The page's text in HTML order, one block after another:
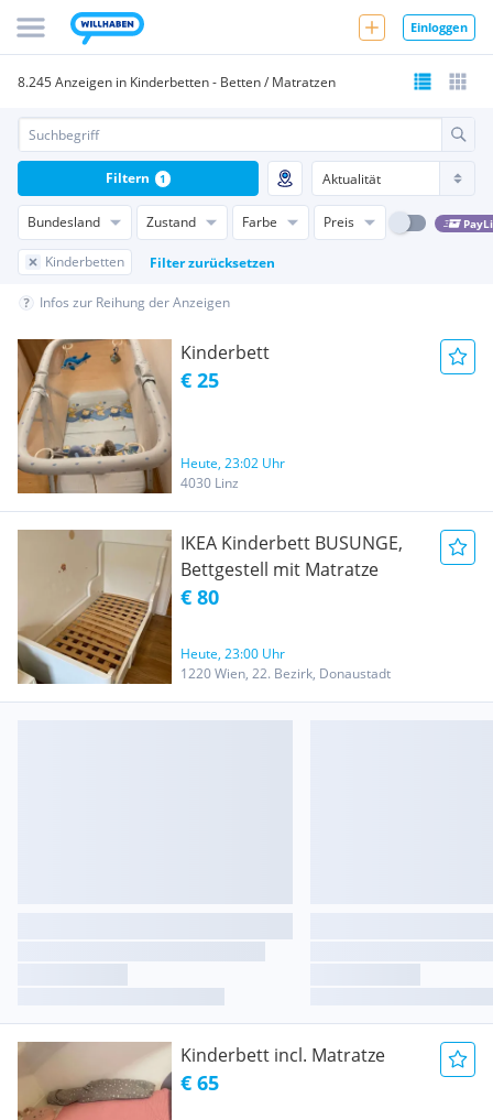
Einloggen
8.245 Anzeigen in Kinderbetten - Betten / Matratzen
Bundesland Zustand Farbe Preis
Kinderbetten Filter zurücksetzen
Filtern 1
Infos zur Reihung der Anzeigen
Kinderbett
€ 25
Heute, 23:02 Uhr
4030 Linz
IKEA Kinderbett BUSUNGE,
Bettgestell mit Matratze
€ 80
Heute, 23:00 Uhr
1220 Wien, 22. Bezirk, Donaustadt
Kinderbett incl. Matratze
€ 65